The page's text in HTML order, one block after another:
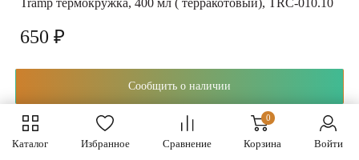
Каталог Избранное Сравнение
0
Корзина Войти
Tramp термокружка, 400 мл ( терракотовый), TRC-010.10
650 ₽
Сообщить о наличии